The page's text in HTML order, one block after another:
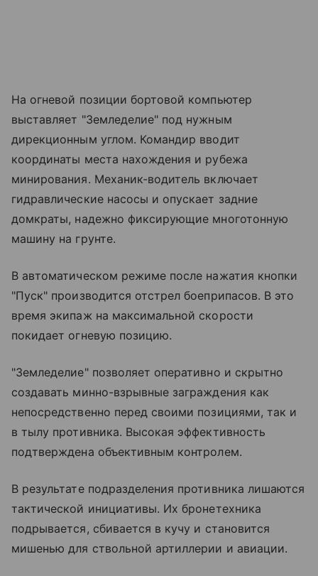
На огневой позиции бортовой компьютер
выставляет "Земледелие" под нужным
дирекционным углом. Командир вводит
координаты места нахождения и рубежа
минирования. Механик-водитель включает
гидравлические насосы и опускает задние
домкраты, надежно фиксирующие многотонную
машину на грунте.
В автоматическом режиме после нажатия кнопки
"Пуск" производится отстрел боеприпасов. В это
время экипаж на максимальной скорости
покидает огневую позицию.
"Земледелие" позволяет оперативно и скрытно
создавать минно-взрывные заграждения как
непосредственно перед своими позициями, так и
в тылу противника. Высокая эффективность
подтверждена объективным контролем.
В результате подразделения противника лишаются
тактической инициативы. Их бронетехника
подрывается, сбивается в кучу и становится
мишенью для ствольной артиллерии и авиации.